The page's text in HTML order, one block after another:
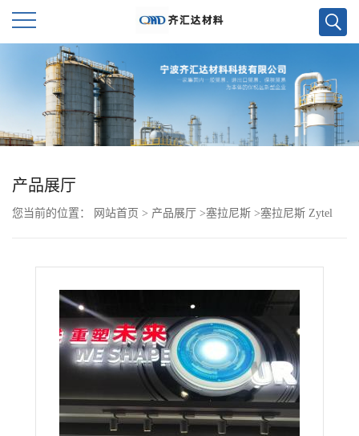
首
页
公
产品展厅
您当前的位置： 网站首页 > 产品展厅 >塞拉尼斯 >塞拉尼斯 Zytel